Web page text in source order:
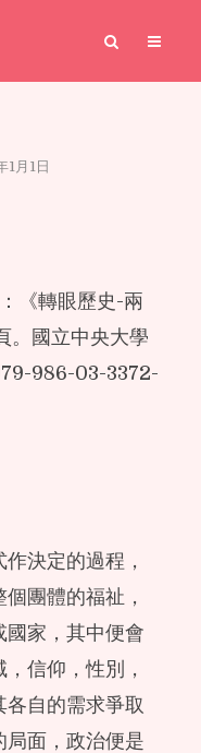
1月1日
《轉眼歷史-兩
。國立中央大學
986-03-3372-
決定的過程，
團體的福祉，
國家，其中便會
信仰，性別，
自的需求爭取
局面，政治便是